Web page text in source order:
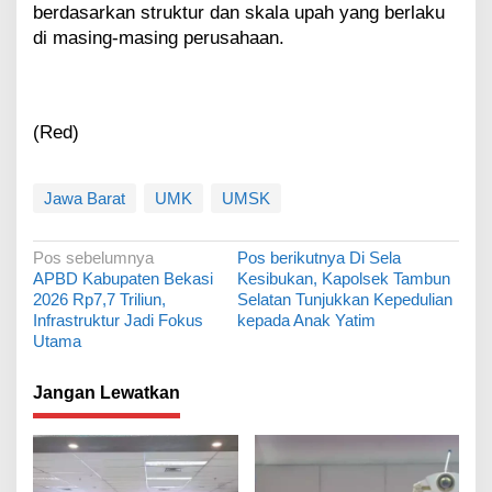
berdasarkan struktur dan skala upah yang berlaku
di masing-masing perusahaan.
(Red)
Jawa Barat UMK UMSK
N
a
v
i
g
a
s
i
Pos sebelumnya
APBD Kabupaten Bekasi
2026 Rp7,7 Triliun,
Infrastruktur Jadi Fokus
Utama
Pos berikutnya Di Sela
Kesibukan, Kapolsek Tambun
Selatan Tunjukkan Kepedulian
kepada Anak Yatim
Jangan Lewatkan